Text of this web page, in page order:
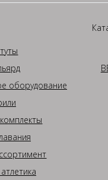
оборудование